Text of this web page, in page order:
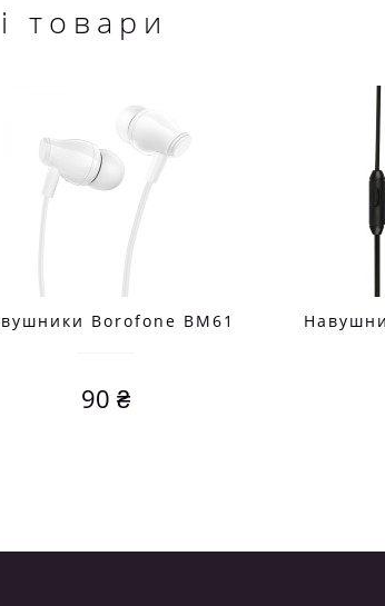
товари
Borofone BM61
90 ₴